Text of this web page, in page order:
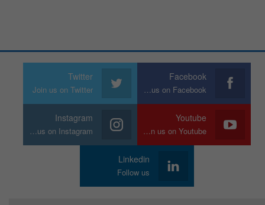
Facebook
Join us on Facebook
Twitter
Join us on Twitter
Youtube
Join us on Youtube
Instagram
Join us on Instagram
Linkedin
Follow us